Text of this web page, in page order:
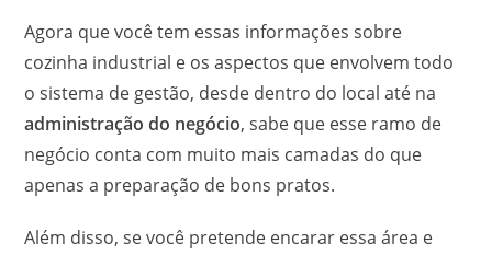
Agora que você tem essas informações sobre
cozinha industrial e os aspectos que envolvem todo
o sistema de gestão, desde dentro do local até na
administração do negócio, sabe que esse ramo de
negócio conta com muito mais camadas do que
apenas a preparação de bons pratos.
Além disso, se você pretende encarar essa área e